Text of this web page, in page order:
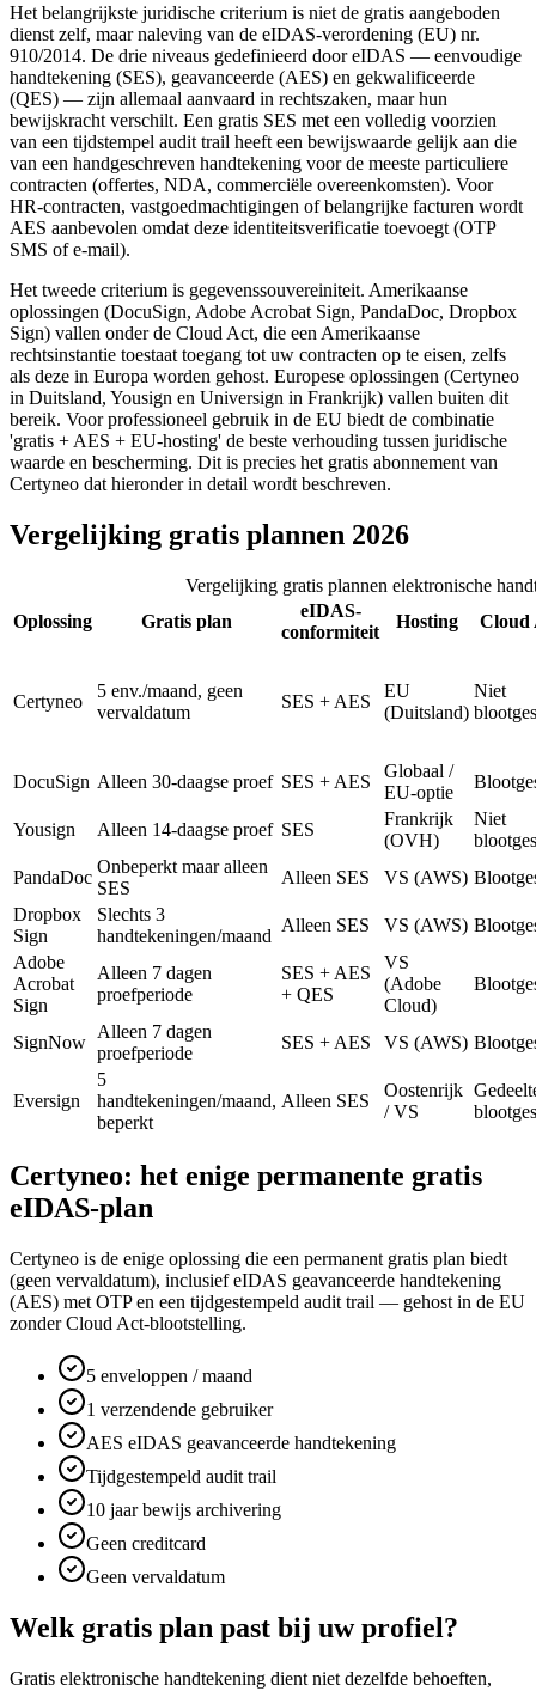
Het belangrijkste juridische criterium is niet de gratis aangeboden
dienst zelf, maar naleving van de eIDAS-verordening (EU) nr.
910/2014. De drie niveaus gedefinieerd door eIDAS — eenvoudige
handtekening (SES), geavanceerde (AES) en gekwalificeerde
(QES) — zijn allemaal aanvaard in rechtszaken, maar hun
bewijskracht verschilt. Een gratis SES met een volledig voorzien
van een tijdstempel audit trail heeft een bewijswaarde gelijk aan die
van een handgeschreven handtekening voor de meeste particuliere
contracten (offertes, NDA, commerciële overeenkomsten). Voor
HR-contracten, vastgoedmachtigingen of belangrijke facturen wordt
AES aanbevolen omdat deze identiteitsverificatie toevoegt (OTP
SMS of e-mail).
Het tweede criterium is gegevenssouvereiniteit. Amerikaanse
oplossingen (DocuSign, Adobe Acrobat Sign, PandaDoc, Dropbox
Sign) vallen onder de Cloud Act, die een Amerikaanse
rechtsinstantie toestaat toegang tot uw contracten op te eisen, zelfs
als deze in Europa worden gehost. Europese oplossingen (Certyneo
in Duitsland, Yousign en Universign in Frankrijk) vallen buiten dit
bereik. Voor professioneel gebruik in de EU biedt de combinatie
'gratis + AES + EU-hosting' de beste verhouding tussen juridische
waarde en bescherming. Dit is precies het gratis abonnement van
Certyneo dat hieronder in detail wordt beschreven.
Vergelijking gratis plannen 2026
Vergelijking gratis plannen elektronische
Oplossing
Gratis plan
eIDAS-
conformiteit
Hosting Cloud
Certyneo
5 env./maand, geen
vervaldatum
SES + AES
EU
(Duitsland)
Niet
DocuSign Alleen 30-daagse proef SES + AES
Globaal /
EU-optie
Yousign Alleen 14-daagse proef SES
Frankrijk
(OVH)
Niet
PandaDoc
Onbeperkt maar alleen
SES
Alleen SES VS (AWS)
Dropbox
Sign
Slechts 3
handtekeningen/maand
Alleen SES VS (AWS)
Adobe
Acrobat
Sign
Alleen 7 dagen
proefperiode
SES + AES
+ QES
VS
(Adobe
Cloud)
SignNow
Alleen 7 dagen
proefperiode
SES + AES VS (AWS)
Eversign
5
handtekeningen/maand,
beperkt
Alleen SES
Oostenrijk
/ VS
Certyneo: het enige permanente gratis
eIDAS-plan
Certyneo is de enige oplossing die een permanent gratis plan biedt
(geen vervaldatum), inclusief eIDAS geavanceerde handtekening
(AES) met OTP en een tijdgestempeld audit trail — gehost in de EU
zonder Cloud Act-blootstelling.
5 enveloppen / maand
1 verzendende gebruiker
AES eIDAS geavanceerde handtekening
Tijdgestempeld audit trail
10 jaar bewijs archivering
Geen creditcard
Geen vervaldatum
Welk gratis plan past bij uw profiel?
Gratis elektronische handtekening dient niet dezelfde behoeften,